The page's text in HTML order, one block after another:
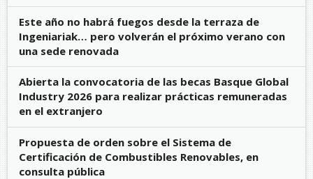
Este año no habrá fuegos desde la terraza de
Ingeniariak… pero volverán el próximo verano con
una sede renovada
Abierta la convocatoria de las becas Basque Global
Industry 2026 para realizar prácticas remuneradas
en el extranjero
Propuesta de orden sobre el Sistema de
Certificación de Combustibles Renovables, en
consulta pública